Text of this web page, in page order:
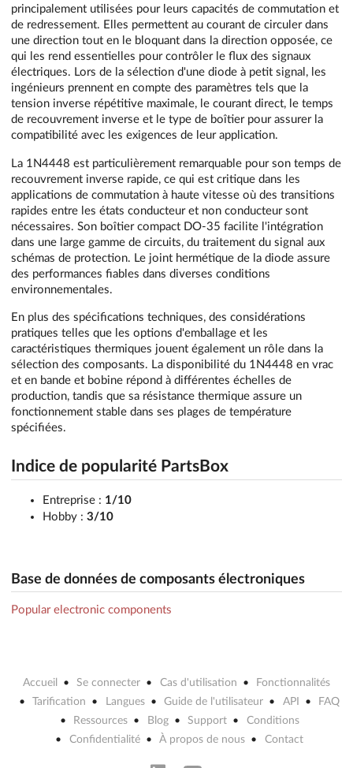
principalement utilisées pour leurs capacités de commutation et
de redressement. Elles permettent au courant de circuler dans
une direction tout en le bloquant dans la direction opposée, ce
qui les rend essentielles pour contrôler le flux des signaux
électriques. Lors de la sélection d'une diode à petit signal, les
ingénieurs prennent en compte des paramètres tels que la
tension inverse répétitive maximale, le courant direct, le temps
de recouvrement inverse et le type de boîtier pour assurer la
compatibilité avec les exigences de leur application.
La 1N4448 est particulièrement remarquable pour son temps de
recouvrement inverse rapide, ce qui est critique dans les
applications de commutation à haute vitesse où des transitions
rapides entre les états conducteur et non conducteur sont
nécessaires. Son boîtier compact DO-35 facilite l'intégration
dans une large gamme de circuits, du traitement du signal aux
schémas de protection. Le joint hermétique de la diode assure
des performances fiables dans diverses conditions
environnementales.
En plus des spécifications techniques, des considérations
pratiques telles que les options d'emballage et les
caractéristiques thermiques jouent également un rôle dans la
sélection des composants. La disponibilité du 1N4448 en vrac
et en bande et bobine répond à différentes échelles de
production, tandis que sa résistance thermique assure un
fonctionnement stable dans ses plages de température
spécifiées.
Indice de popularité PartsBox
Entreprise : 1/10
Hobby : 3/10
Base de données de composants électroniques
Popular electronic components
Accueil Se connecter Cas d'utilisation
Fonctionnalités
Tarification
Langues Guide de l'utilisateur API
FAQ
Ressources
Blog Support
Conditions
Confidentialité
À propos de nous Contact